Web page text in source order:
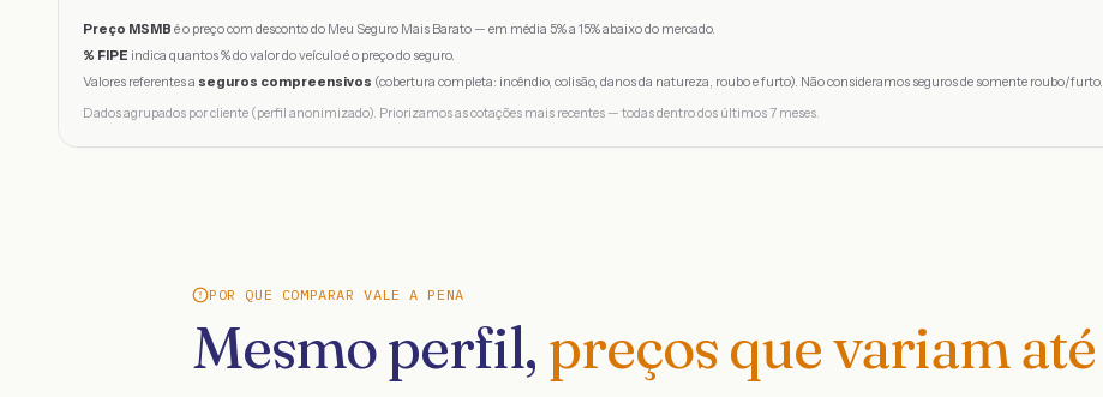
Preço MSMB é o preço com desconto do Meu Seguro Mais Barato — em média 5% a 15% abaixo do mercado.
% FIPE indica quantos % do valor do veículo é o preço do seguro.
Valores referentes a seguros compreensivos (cobertura completa: incêndio, colisão, danos da natureza, roubo e furto). Não consideramos seguros de somente roubo/furto.
Dados agrupados por cliente (perfil anonimizado). Priorizamos as cotações mais recentes — todas dentro dos últimos 7 meses.
POR QUE COMPARAR VALE A PENA
Mesmo perfil, preços que variam até